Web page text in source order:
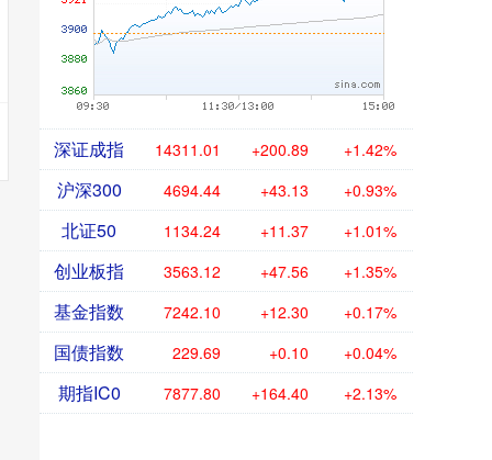
深证成指 14311.01 +200.89 +1.42%
沪深300 4694.44 +43.13 +0.93%
北证50 1134.24 +11.37 +1.01%
创业板指 3563.12 +47.56 +1.35%
基金指数 7242.10 +12.30 +0.17%
国债指数 229.69 +0.10 +0.04%
期指IC0 7877.80 +164.40 +2.13%